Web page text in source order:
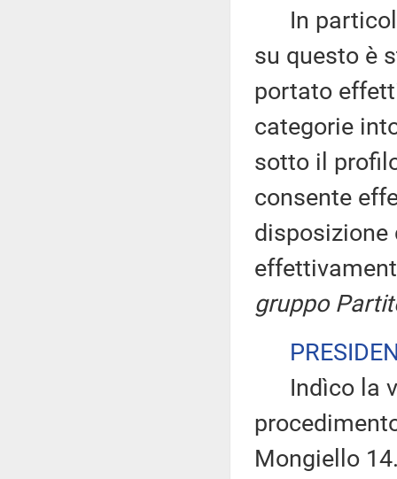
In
su questo è
portato
categorie
sotto il
consente
disposizione
gruppo
Indìco la
Mongiello